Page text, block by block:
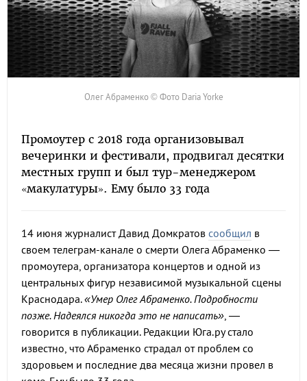
Олег Абраменко © Фото Daria Yorke
Промоутер с 2018 года организовывал
вечеринки и фестивали, продвигал десятки
местных групп и был тур-менеджером
«макулатуры». Ему было 33 года
14 июня журналист Давид Домкратов сообщил в
своем телеграм-канале о смерти Олега Абраменко —
промоутера, организатора концертов и одной из
центральных фигур независимой музыкальной сцены
Краснодара.«Умер Олег Абраменко. Подробности
позже. Надеялся никогда это не написать», —
говорится в публикации. Редакции Юга.ру стало
известно, что Абраменко страдал от проблем со
здоровьем и последние два месяца жизни провел в